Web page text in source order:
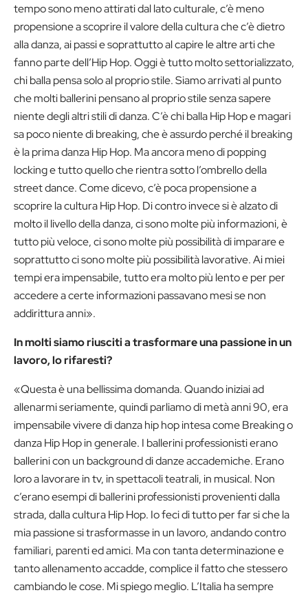
tempo sono meno attirati dal lato culturale, c’è meno
propensione a scoprire il valore della cultura che c’è dietro
alla danza, ai passi e soprattutto al capire le altre arti che
fanno parte dell’Hip Hop. Oggi è tutto molto settorializzato,
chi balla pensa solo al proprio stile. Siamo arrivati al punto
che molti ballerini pensano al proprio stile senza sapere
niente degli altri stili di danza. C’è chi balla Hip Hop e magari
sa poco niente di breaking, che è assurdo perché il breaking
è la prima danza Hip Hop. Ma ancora meno di popping
locking e tutto quello che rientra sotto l’ombrello della
street dance. Come dicevo, c’è poca propensione a
scoprire la cultura Hip Hop. Di contro invece si è alzato di
molto il livello della danza, ci sono molte più informazioni, è
tutto più veloce, ci sono molte più possibilità di imparare e
soprattutto ci sono molte più possibilità lavorative. Ai miei
tempi era impensabile, tutto era molto più lento e per per
accedere a certe informazioni passavano mesi se non
addirittura anni».
In molti siamo riusciti a trasformare una passione in un
lavoro, lo rifaresti?
«Questa è una bellissima domanda. Quando iniziai ad
allenarmi seriamente, quindi parliamo di metà anni 90, era
impensabile vivere di danza hip hop intesa come Breaking o
danza Hip Hop in generale. I ballerini professionisti erano
ballerini con un background di danze accademiche. Erano
loro a lavorare in tv, in spettacoli teatrali, in musical. Non
c’erano esempi di ballerini professionisti provenienti dalla
strada, dalla cultura Hip Hop. Io feci di tutto per far si che la
mia passione si trasformasse in un lavoro, andando contro
familiari, parenti ed amici. Ma con tanta determinazione e
tanto allenamento accadde, complice il fatto che stessero
cambiando le cose. Mi spiego meglio. L’Italia ha sempre